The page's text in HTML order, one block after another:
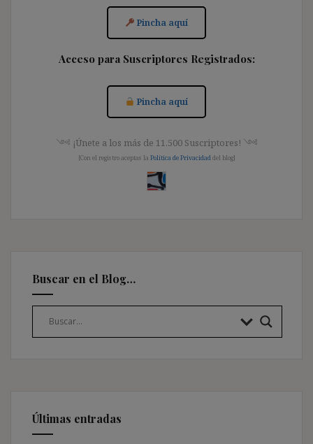
Pincha aquí
Acceso para Suscriptores Registrados:
Pincha aquí
༺ ¡Únete a los más de 11.500 Suscriptores! ༺
[Con el registro aceptas la Política de Privacidad del blog]
Buscar en el Blog…
Últimas entradas